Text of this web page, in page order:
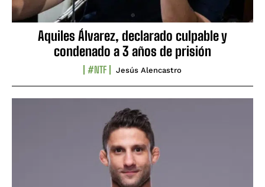
Aquiles Álvarez, declarado culpable y
condenado a 3 años de prisión
#NTF Jesús Alencastro